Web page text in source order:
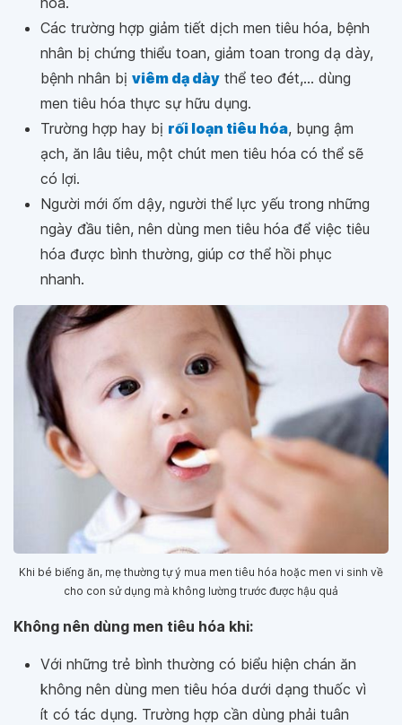
Các trường hợp giảm tiết dịch men tiêu hóa, bệnh
nhân bị chứng thiểu toan, giảm toan trong dạ dày,
bệnh nhân bị viêm dạ dày thể teo đét,... dùng
men tiêu hóa thực sự hữu dụng.
Trường hợp hay bị rối loạn tiêu hóa, bụng ậm
ạch, ăn lâu tiêu, một chút men tiêu hóa có thể sẽ
có lợi.
Người mới ốm dậy, người thể lực yếu trong những
ngày đầu tiên, nên dùng men tiêu hóa để việc tiêu
hóa được bình thường, giúp cơ thể hồi phục
nhanh.
Khi bé biếng ăn, mẹ thường tự ý mua men tiêu hóa hoặc men vi sinh về
cho con sử dụng mà không lường trước được hậu quả
Không nên dùng men tiêu hóa khi:
Với những trẻ bình thường có biểu hiện chán ăn
không nên dùng men tiêu hóa dưới dạng thuốc vì
ít có tác dụng. Trường hợp cần dùng phải tuân